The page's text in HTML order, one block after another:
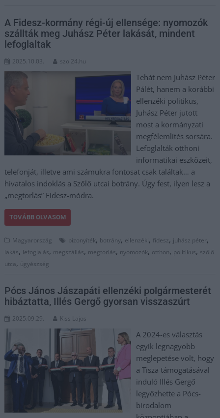
A Fidesz-kormány régi-új ellensége: nyomozók
szállták meg Juhász Péter lakását, mindent
lefoglaltak
2025.10.03. szol24.hu
Tehát nem Juhász Péter
Pálét, hanem a korábbi
ellenzéki politikus,
Juhász Péter jutott
most a kormányzati
megfélemlítés sorsára.
Lefoglalták otthoni
informatikai eszközeit,
telefonját, illetve ami számukra fontosat csak találtak… a
hivatalos indoklás a Szőlő utcai botrány. Úgy fest, ilyen lesz a
„megtorlás” Fidesz-módra.
TOVÁBB OLVASOM
Magyarország bizonyíték, botrány, ellenzéki, fidesz, juhász péter,
lakás, lefoglalás, megszállás, megtorlás, nyomozók, otthon, politikus, szőlő
utca, ügyészség
Pócs János Jászapáti ellenzéki polgármesterét
hibáztatta, Illés Gergő gyorsan visszaszúrt
2025.09.29. Kiss Lajos
A 2024-es választás
egyik legnagyobb
meglepetése volt, hogy
a Tisza támogatásával
induló Illés Gergő
legyőzhette a Pócs-
birodalom